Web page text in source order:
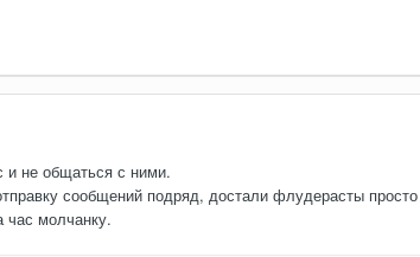
и не общаться с ними.
сообщений подряд, достали флудерасты
час молчанку.